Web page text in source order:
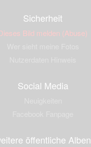
Sicherheit
Bild melden (Abuse)
Social Media
öffentliche Alben